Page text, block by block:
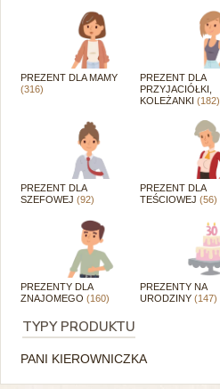
PREZENT DLA MAMY
(316)
PREZENT DLA
PRZYJACIÓŁKI,
KOLEŻANKI (182)
PREZENT DLA
SZEFOWEJ (92)
PREZENT DLA
TEŚCIOWEJ (56)
PREZENTY DLA
ZNAJOMEGO (160)
PREZENTY NA
URODZINY (147)
TYPY PRODUKTU
PANI KIEROWNICZKA